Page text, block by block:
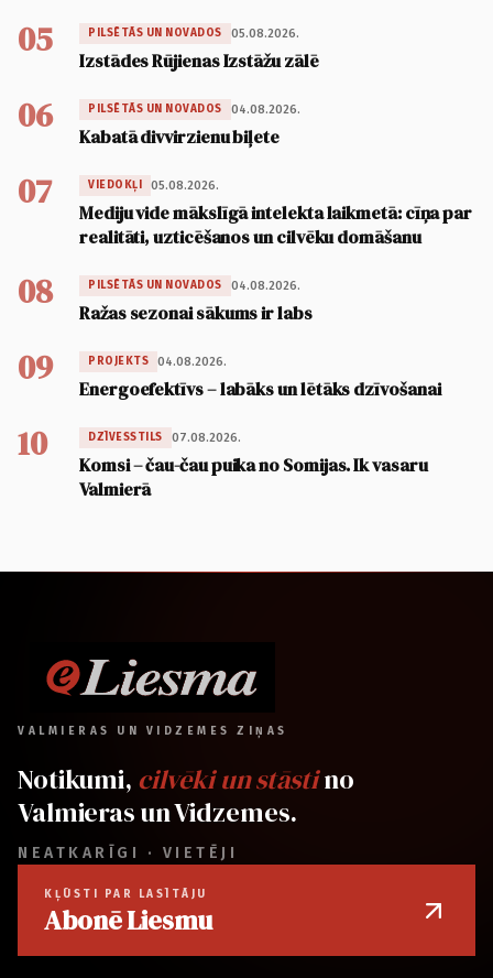
05 PILSĒTĀS UN NOVADOS 05.08.2026.
Izstādes Rūjienas Izstāžu zālē
06 PILSĒTĀS UN NOVADOS 04.08.2026.
Kabatā divvirzienu biļete
07 VIEDOKĻI 05.08.2026.
Mediju vide mākslīgā intelekta laikmetā: cīņa par
realitāti, uzticēšanos un cilvēku domāšanu
08 PILSĒTĀS UN NOVADOS 04.08.2026.
Ražas sezonai sākums ir labs
09 PROJEKTS 04.08.2026.
Energoefektīvs – labāks un lētāks dzīvošanai
10 DZĪVESSTILS 07.08.2026.
Komsi – čau-čau puika no Somijas. Ik vasaru
Valmierā
VALMIERAS UN VIDZEMES ZIŅAS
Notikumi, cilvēki un stāstino
Valmieras un Vidzemes.
NEATKARĪGI · VIETĒJI
KĻŪSTI PAR LASĪTĀJU
Abonē Liesmu